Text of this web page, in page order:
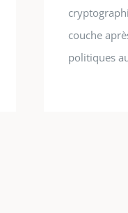
couche
politiques